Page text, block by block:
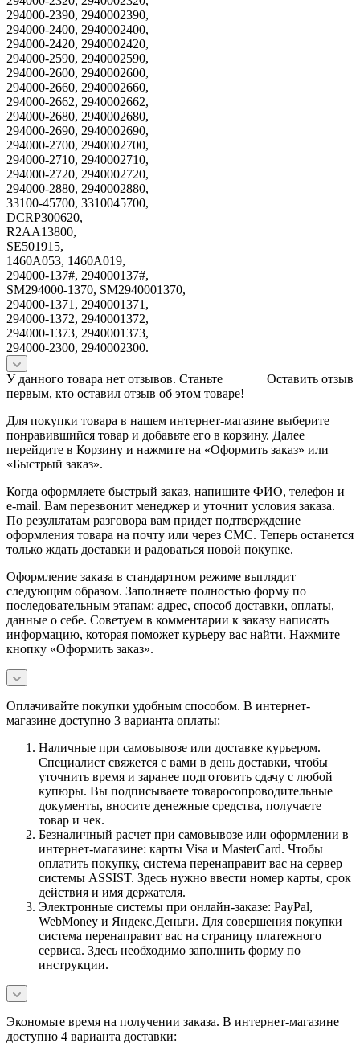
294000-2390, 2940002390,
294000-2400, 2940002400,
294000-2420, 2940002420,
294000-2590, 2940002590,
294000-2600, 2940002600,
294000-2660, 2940002660,
294000-2662, 2940002662,
294000-2680, 2940002680,
294000-2690, 2940002690,
294000-2700, 2940002700,
294000-2710, 2940002710,
294000-2720, 2940002720,
294000-2880, 2940002880,
33100-45700, 3310045700,
DCRP300620,
R2AA13800,
SE501915,
1460A053, 1460A019,
294000-137#, 294000137#,
SM294000-1370, SM2940001370,
294000-1371, 2940001371,
294000-1372, 2940001372,
294000-1373, 2940001373,
294000-2300, 2940002300.
Оставить отзыв
У данного товара нет отзывов. Станьте
первым, кто оставил отзыв об этом товаре!
Для покупки товара в нашем интернет-магазине выберите
понравившийся товар и добавьте его в корзину. Далее
перейдите в Корзину и нажмите на «Оформить заказ» или
«Быстрый заказ».
Когда оформляете быстрый заказ, напишите ФИО, телефон и
e-mail. Вам перезвонит менеджер и уточнит условия заказа.
По результатам разговора вам придет подтверждение
оформления товара на почту или через СМС. Теперь останется
только ждать доставки и радоваться новой покупке.
Оформление заказа в стандартном режиме выглядит
следующим образом. Заполняете полностью форму по
последовательным этапам: адрес, способ доставки, оплаты,
данные о себе. Советуем в комментарии к заказу написать
информацию, которая поможет курьеру вас найти. Нажмите
кнопку «Оформить заказ».
Оплачивайте покупки удобным способом. В интернет-
магазине доступно 3 варианта оплаты:
Наличные при самовывозе или доставке курьером.
Специалист свяжется с вами в день доставки, чтобы
уточнить время и заранее подготовить сдачу с любой
купюры. Вы подписываете товаросопроводительные
документы, вносите денежные средства, получаете
товар и чек.
Безналичный расчет при самовывозе или оформлении в
интернет-магазине: карты Visa и MasterCard. Чтобы
оплатить покупку, система перенаправит вас на сервер
системы ASSIST. Здесь нужно ввести номер карты, срок
действия и имя держателя.
Электронные системы при онлайн-заказе: PayPal,
WebMoney и Яндекс.Деньги. Для совершения покупки
система перенаправит вас на страницу платежного
сервиса. Здесь необходимо заполнить форму по
инструкции.
Экономьте время на получении заказа. В интернет-магазине
доступно 4 варианта доставки: